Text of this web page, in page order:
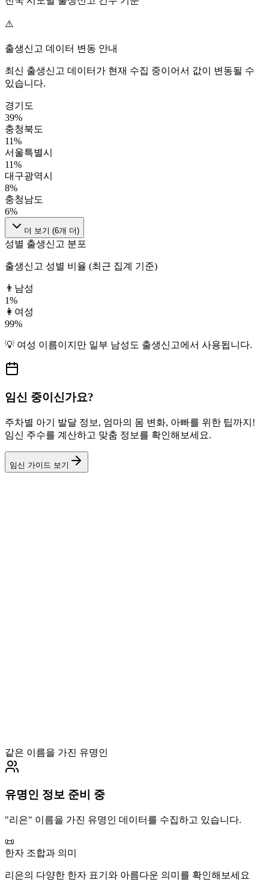
⚠️
출생신고 데이터 변동 안내
최신 출생신고 데이터가 현재 수집 중이어서 값이 변동될 수
있습니다.
경기도
39%
충청북도
11%
서울특별시
11%
대구광역시
8%
충청남도
6%
더 보기 (6개 더)
성별 출생신고 분포
출생신고 성별 비율 (최근 집계 기준)
👨 남성
1%
👩 여성
99%
💡 여성 이름이지만 일부 남성도 출생신고에서 사용됩니다.
임신 중이신가요?
주차별 아기 발달 정보, 엄마의 몸 변화, 아빠를 위한 팁까지!
임신 주수를 계산하고 맞춤 정보를 확인해보세요.
임신 가이드 보기
같은 이름을 가진 유명인
유명인 정보 준비 중
"리은" 이름을 가진 유명인 데이터를 수집하고 있습니다.
📜
한자 조합과 의미
리은의 다양한 한자 표기와 아름다운 의미를 확인해보세요